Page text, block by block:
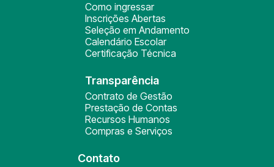
Como ingressar
Inscrições Abertas
Seleção em Andamento
Calendário Escolar
Certificação Técnica
Transparência
Contrato de Gestão
Prestação de Contas
Recursos Humanos
Compras e Serviços
Contato